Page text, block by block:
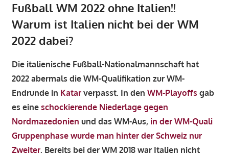
Fußball WM 2022 ohne Italien!!
Warum ist Italien nicht bei der WM
2022 dabei?
Die italienische Fußball-Nationalmannschaft hat
2022 abermals die WM-Qualifikation zur WM-
Endrunde in Katarverpasst. In den WM-Playoffs gab
es eine schockierende Niederlage gegen
Nordmazedonien und das WM-Aus, in der WM-Quali
Gruppenphase wurde man hinter der Schweiz nur
Zweiter. Bereits bei der WM 2018 war Italien nicht